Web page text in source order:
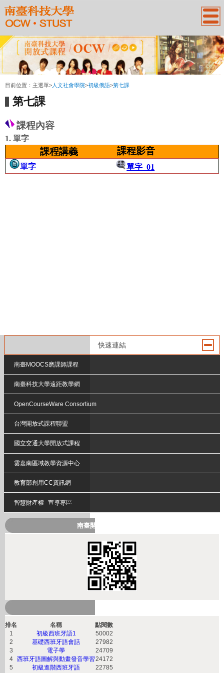
:::
目前位置： 主選單> 人文社會學院>初級俄語>第七課
第七課
課程內容
1. 單字
課程講義 課程影音
單字 單字_01
快速連結
南臺MOOCS磨課師課程
南臺科技大學遠距教學網
OpenCourseWare Consortium
台灣開放式課程聯盟
國立交通大學開放式課程
雲嘉南區域教學資源中心
教育部創用CC資訊網
智慧財產權--宣導專區
南臺開放式課程QRcode
排名 名稱
點閱數
1
初級西班牙語1
50002
2
基礎西班牙語會話
27982
3
電子學
24709
4
西班牙語圖解與動畫發音學習24172
5
初級進階西班牙語
22785